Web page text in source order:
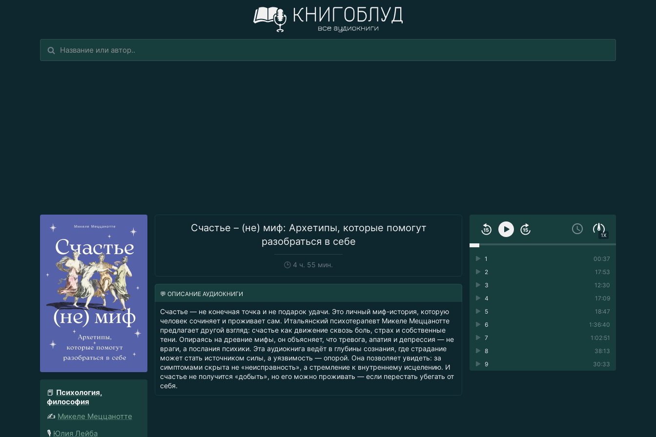
Счастье – (не) миф: Архетипы, которые помогут
разобраться в себе
🕒 4 ч. 55 мин.
📕 Психология,
философия
✍️ Микеле Меццанотте
🎙️ Юлия Лейба
1X
00:37
1
17:53
2
12:30
3
17:09
4
18:47
5
1:36:40
6
1:02:51
7
38:13
8
30:33
9
💬 ОПИСАНИЕ АУДИОКНИГИ
Счастье — не конечная точка и не подарок удачи. Это личный миф-история, которую
человек сочиняет и проживает сам. Итальянский психотерапевт Микеле Меццанотте
предлагает другой взгляд: счастье как движение сквозь боль, страх и собственные
тени. Опираясь на древние мифы, он объясняет, что тревога, апатия и депрессия — не
враги, а послания психики. Эта аудиокнига ведёт в глубины сознания, где страдание
может стать источником силы, а уязвимость — опорой. Она позволяет увидеть: за
симптомами скрыта не «неисправность», а стремление к внутреннему исцелению. И
счастье не получится «добыть», но его можно проживать — если перестать убегать от
себя.